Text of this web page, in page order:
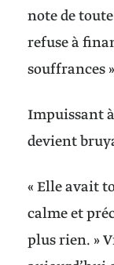
note de
refuse à
souffrances
Impuissant
devient
« Elle avait
calme et
plus rien. »